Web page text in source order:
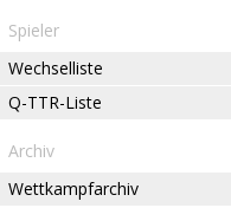
Spieler
Wechselliste
Q-TTR-Liste
Archiv
Wettkampfarchiv